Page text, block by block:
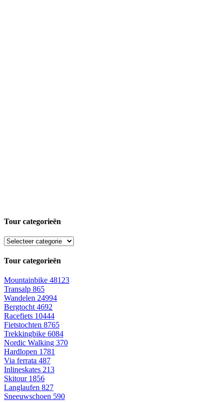
Tour categorieën
Tour categorieën
Mountainbike 48123
Transalp 865
Wandelen 24994
Bergtocht 4692
Racefiets 10444
Fietstochten 8765
Trekkingbike 6084
Nordic Walking 370
Hardlopen 1781
Via ferrata 487
Inlineskates 213
Skitour 1856
Langlaufen 827
Sneeuwschoen 590